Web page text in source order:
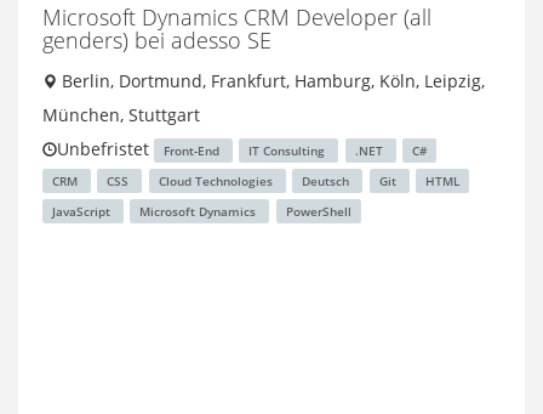
Microsoft Dynamics CRM Developer (all
genders) bei adesso SE
Berlin, Dortmund, Frankfurt, Hamburg, Köln, Leipzig,
München, Stuttgart
Unbefristet
Front-End IT Consulting .NET
C#
CRM
CSS Cloud Technologies Deutsch Git
HTML
JavaScript
Microsoft Dynamics PowerShell